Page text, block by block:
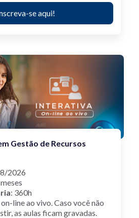
se aqui!
Gestão de Recursos
2026
: 360h
on-line ao vivo. Caso você não
as aulas ficam gravadas.